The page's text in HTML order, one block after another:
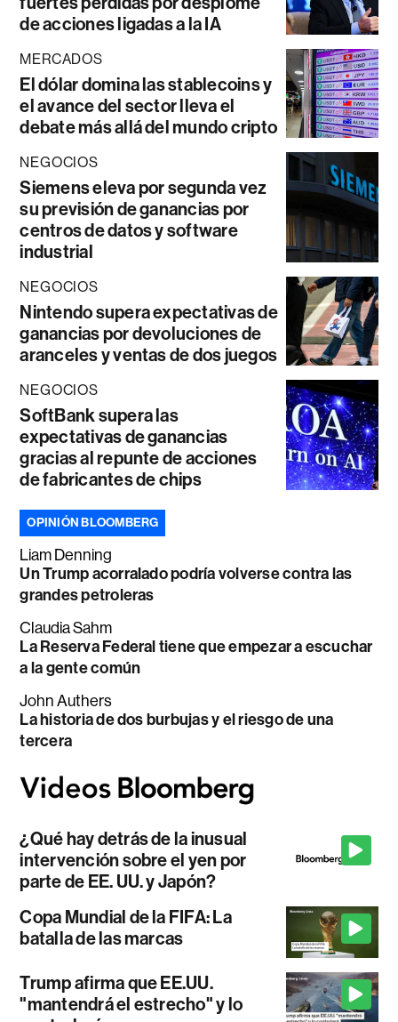
de acciones ligadas a la IA
MERCADOS
El dólar domina las stablecoins y
el avance del sector lleva el
debate más allá del mundo cripto
NEGOCIOS
Siemens eleva por segunda vez
su previsión de ganancias por
centros de datos y software
industrial
NEGOCIOS
Nintendo supera expectativas de
ganancias por devoluciones de
aranceles y ventas de dos juegos
NEGOCIOS
SoftBank supera las
expectativas de ganancias
gracias al repunte de acciones
de fabricantes de chips
OPINIÓN BLOOMBERG
Liam Denning
Un Trump acorralado podría volverse contra las
grandes petroleras
Claudia Sahm
La Reserva Federal tiene que empezar a escuchar
a la gente común
John Authers
La historia de dos burbujas y el riesgo de una
tercera
¿Qué hay detrás de la inusual
intervención sobre el yen por
parte de EE. UU. y Japón?
Copa Mundial de la FIFA: La
batalla de las marcas
Trump afirma que EE.UU.
"mantendrá el estrecho" y lo